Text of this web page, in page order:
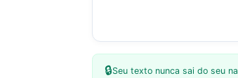
🔒Seu texto nunca sai do seu